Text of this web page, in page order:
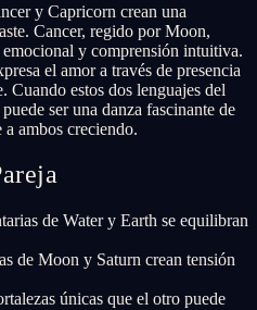
y Capricorn crean una
Cancer, regido por Moon,
y comprensión intuitiva.
el amor a través de presencia
estos dos lenguajes del
ser una danza fascinante de
a ambos creciendo.
de Water y Earth se equilibran
de Moon y Saturn crean tensión
únicas que el otro puede